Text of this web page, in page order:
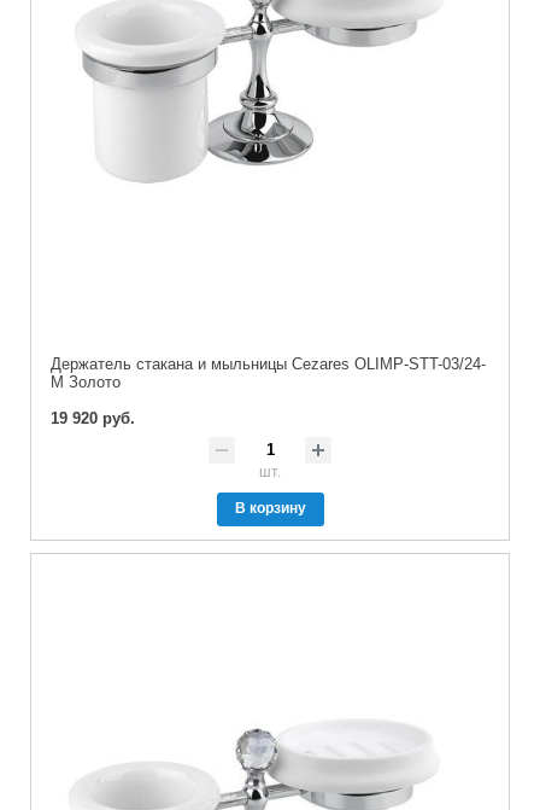
Держатель стакана и мыльницы Cezares OLIMP-STT-03/24-
M Золото
19 920 руб.
шт.
В корзину